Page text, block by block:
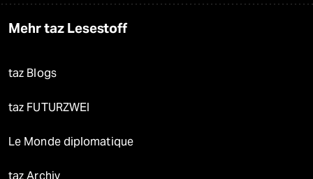
Mehr taz Lesestoff
taz Blogs
taz FUTURZWEI
Le Monde diplomatique
taz Archiv